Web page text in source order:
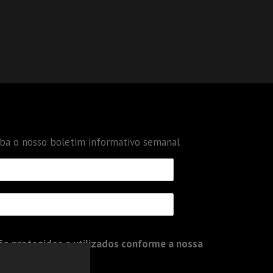
o nosso boletim informativo semanal
protegidos e utilizados conforme a nossa